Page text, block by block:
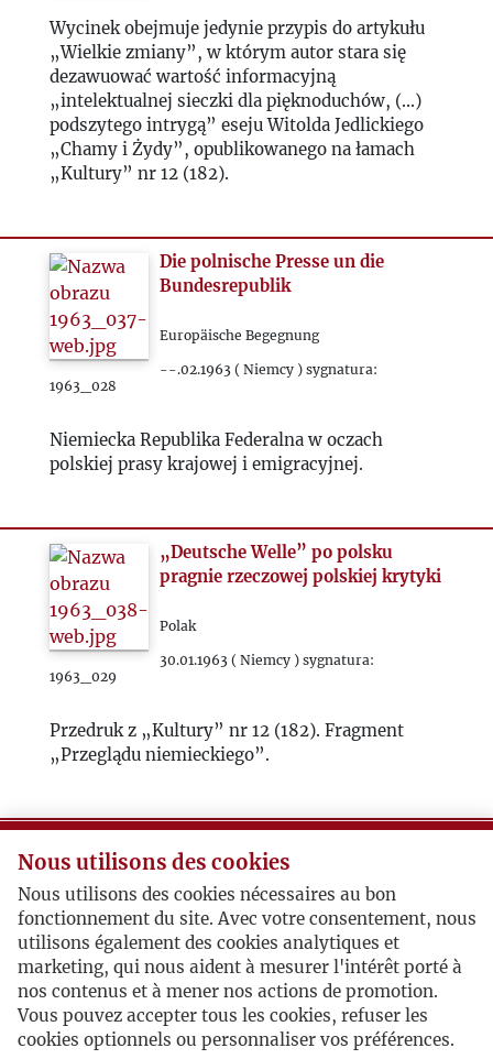
2024
2025
Wycinek obejmuje jedynie przypis do artykułu
„Wielkie zmiany”, w którym autor stara się
dezawuować wartość informacyjną
„intelektualnej sieczki dla pięknoduchów, (...)
podszytego intrygą” eseju Witolda Jedlickiego
„Chamy i Żydy”, opublikowanego na łamach
„Kultury” nr 12 (182).
Die polnische Presse un die
Bundesrepublik
Europäische Begegnung
--.02.1963 ( Niemcy ) sygnatura:
1963_028
Niemiecka Republika Federalna w oczach
polskiej prasy krajowej i emigracyjnej.
„Deutsche Welle” po polsku
pragnie rzeczowej polskiej krytyki
Polak
30.01.1963 ( Niemcy ) sygnatura:
1963_029
Przedruk z „Kultury” nr 12 (182). Fragment
„Przeglądu niemieckiego”.
Dziennik Chicagoski
06.02.1963 ( USA ) sygnatura: 1963_030
Przedruk z „Kultury” nr 1-2 (183-184)
fragmentu „Kroniki angielskiej”.
Nous utilisons des cookies
Nous utilisons des cookies nécessaires au bon
fonctionnement du site. Avec votre consentement, nous
utilisons également des cookies analytiques et
marketing, qui nous aident à mesurer l'intérêt porté à
nos contenus et à mener nos actions de promotion.
Vous pouvez accepter tous les cookies, refuser les
cookies optionnels ou personnaliser vos préférences.